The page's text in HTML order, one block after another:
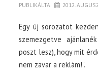
PUBLIKÁLTA 2012.
Egy új sorozatot
szemezgetve
poszt lesz), hogy mit
nem zavar a reklám!”.